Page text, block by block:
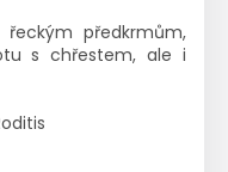
předkrmům,
s chřestem, ale i